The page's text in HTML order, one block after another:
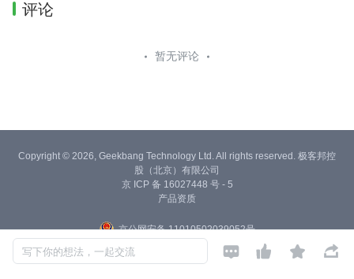
评论
暂无评论
写下你的想法，一起交流    
Copyright © 2026, Geekbang Technology Ltd. All rights reserved. 极客邦控
股（北京）有限公司
京 ICP 备 16027448 号 - 5
产品资质
京公网安备 11010502039052号